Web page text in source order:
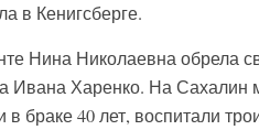
в Кенигсберге.
Нина Николаевна обрела
Ивана Харенко. На Сахалин
в браке 40 лет, воспитали